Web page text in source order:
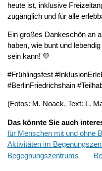
heute ist, inklusive
zugänglich und für alle
Ein großes Dankeschön an
haben, wie bunt und
sein kann! 💛
#Frühlingsfest
#BerlinFriedrichshain
(Fotos: M. Noack, Text: L.
Das könnte Sie auch
für Menschen mit und ohne
Aktivitäten im
Begegnungszentrums